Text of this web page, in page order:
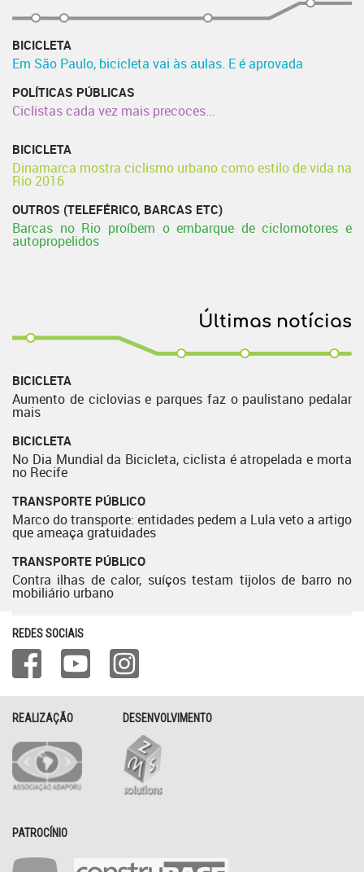
BICICLETA
Em São Paulo, bicicleta vai às aulas. E é aprovada
POLÍTICAS PÚBLICAS
Ciclistas cada vez mais precoces...
BICICLETA
Dinamarca mostra ciclismo urbano como estilo de vida na
Rio 2016
OUTROS (TELEFÉRICO, BARCAS ETC)
Barcas no Rio proíbem o embarque de ciclomotores e
autopropelidos
Últimas notícias
BICICLETA
Aumento de ciclovias e parques faz o paulistano pedalar
mais
BICICLETA
No Dia Mundial da Bicicleta, ciclista é atropelada e morta
no Recife
TRANSPORTE PÚBLICO
Marco do transporte: entidades pedem a Lula veto a artigo
que ameaça gratuidades
TRANSPORTE PÚBLICO
Contra ilhas de calor, suíços testam tijolos de barro no
mobiliário urbano
REDES SOCIAIS
REALIZAÇÃO DESENVOLVIMENTO
PATROCÍNIO